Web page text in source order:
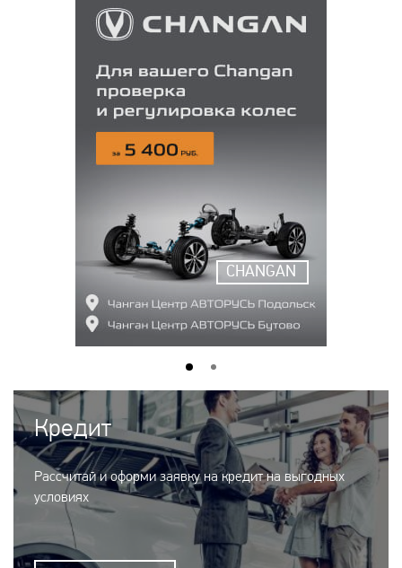
CHANGAN
Кредит
Рассчитай и оформи заявку на кредит на выгодных
условиях